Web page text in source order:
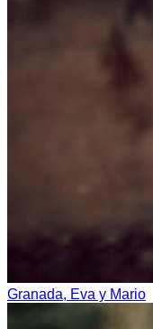
Granada, Eva y Mario